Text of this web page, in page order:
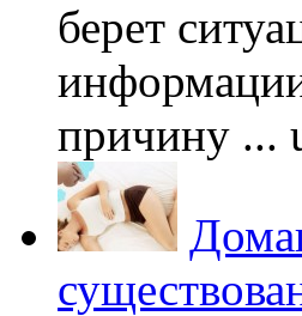
берет
причину ...